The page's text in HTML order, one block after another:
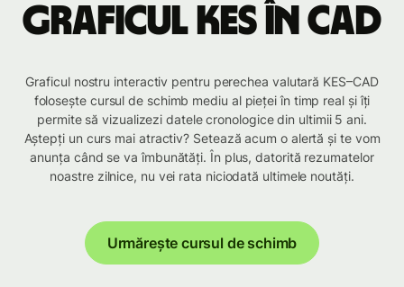
Graficul KES în CAD
Graficul nostru interactiv pentru perechea valutară KES–CAD
folosește cursul de schimb mediu al pieței în timp real și îți
permite să vizualizezi datele cronologice din ultimii 5 ani.
Aștepți un curs mai atractiv? Setează acum o alertă și te vom
anunța când se va îmbunătăți. În plus, datorită rezumatelor
noastre zilnice, nu vei rata niciodată ultimele noutăți.
Urmărește cursul de schimb